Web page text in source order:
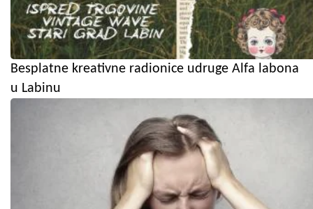
Besplatne kreativne radionice udruge Alfa labona
u Labinu